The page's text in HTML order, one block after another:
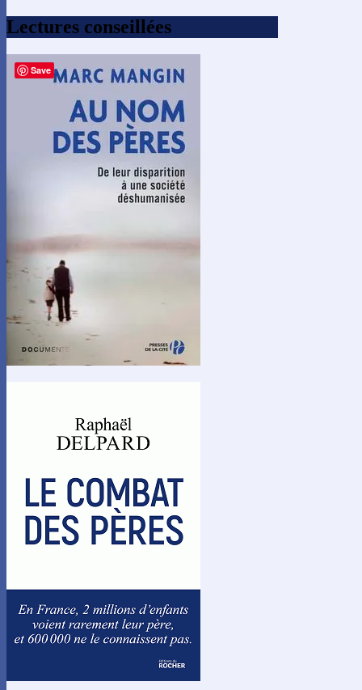
Lectures conseillées
Save